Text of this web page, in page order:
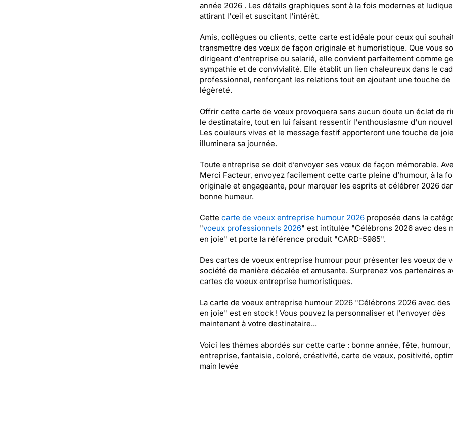
année 2026 . Les détails graphiques sont à la fois modernes et
attirant l'œil et suscitant l'intérêt.
Amis, collègues ou clients, cette carte est idéale pour ceux qui
transmettre des vœux de façon originale et humoristique. Que vous
dirigeant d'entreprise ou salarié, elle convient parfaitement comme
sympathie et de convivialité. Elle établit un lien chaleureux dans le
professionnel, renforçant les relations tout en ajoutant une touche de
légèreté.
Offrir cette carte de vœux provoquera sans aucun doute un éclat de
le destinataire, tout en lui faisant ressentir l'enthousiasme d'un
Les couleurs vives et le message festif apporteront une touche de
illuminera sa journée.
Toute entreprise se doit d’envoyer ses vœux de façon mémorable.
Merci Facteur, envoyez facilement cette carte pleine d’humour, à la
originale et engageante, pour marquer les esprits et célébrer 2026
bonne humeur.
Cette carte de voeux entreprise humour 2026proposée dans la
"voeux professionnels 2026" est intitulée "Célébrons 2026 avec des
en joie" et porte la référence produit "CARD-5985".
Des cartes de voeux entreprise humour pour présenter les voeux de
société de manière décalée et amusante. Surprenez vos partenaires
cartes de voeux entreprise humoristiques.
La carte de voeux entreprise humour 2026 "Célébrons 2026 avec des
en joie" est en stock ! Vous pouvez la personnaliser et l'envoyer dès
maintenant à votre destinataire...
Voici les thèmes abordés sur cette carte : bonne année, fête, humour,
entreprise, fantaisie, coloré, créativité, carte de vœux, positivité,
main levée